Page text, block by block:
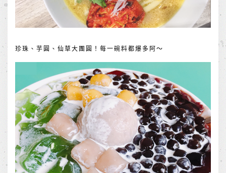
珍珠、芋圓、仙草大團圓！每一碗料都爆多阿～